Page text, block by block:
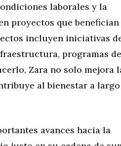
laborales y la
proyectos que benefician
incluyen iniciativas
programas
Zara no solo mejora
al bienestar a
avances hacia la